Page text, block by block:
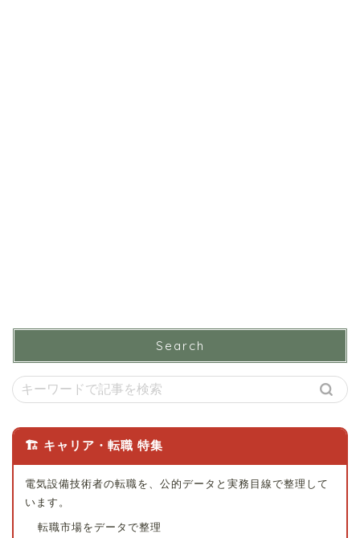
Search
🏗 キャリア・転職 特集
電気設備技術者の転職を、公的データと実務目線で整理して
います。
転職市場をデータで整理